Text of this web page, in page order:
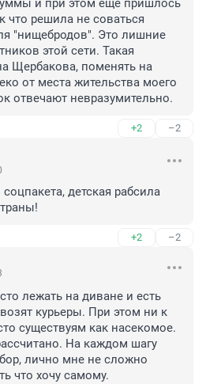
и при этом ещё пришлось
что решила не соваться
"нищебродов". Это лишние
этой сети. Такая
Щербакова, поменять на
от места жительства моего
отвечают невразумительно.
+2 –2
детская рабсила
+2 –2
лежать на диване и есть
курьеры. При этом ни к
существуям как насекомое.
На каждом шагу
лично мне не сложно
что хочу самому.